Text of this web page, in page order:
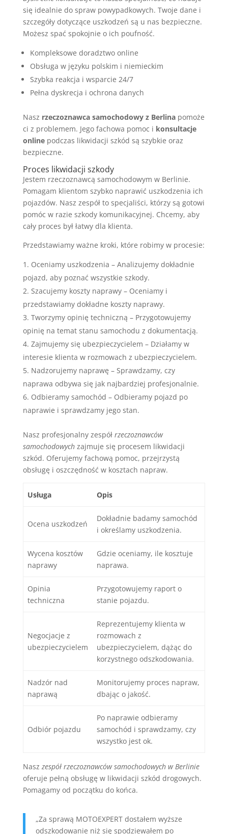
się idealnie do spraw powypadkowych. Twoje dane i
szczegóły dotyczące uszkodzeń są u nas bezpieczne.
Możesz spać spokojnie o ich poufność.
Kompleksowe doradztwo online
Obsługa w języku polskim i niemieckim
Szybka reakcja i wsparcie 24/7
Pełna dyskrecja i ochrona danych
Nasz rzeczoznawca samochodowy z Berlinapomoże
ci z problemem. Jego fachowa pomoc i konsultacje
onlinepodczas likwidacji szkód są szybkie oraz
bezpieczne.
Proces likwidacji szkody
Jestem rzeczoznawcą samochodowym w Berlinie.
Pomagam klientom szybko naprawić uszkodzenia ich
pojazdów. Nasz zespół to specjaliści, którzy są gotowi
pomóc w razie szkody komunikacyjnej. Chcemy, aby
cały proces był łatwy dla klienta.
Przedstawiamy ważne kroki, które robimy w procesie:
Oceniamy uszkodzenia – Analizujemy dokładnie
pojazd, aby poznać wszystkie szkody.
Szacujemy koszty naprawy – Oceniamy i
przedstawiamy dokładne koszty naprawy.
Tworzymy opinię techniczną – Przygotowujemy
opinię na temat stanu samochodu z dokumentacją.
Zajmujemy się ubezpieczycielem – Działamy w
interesie klienta w rozmowach z ubezpieczycielem.
Nadzorujemy naprawę – Sprawdzamy, czy
naprawa odbywa się jak najbardziej profesjonalnie.
Odbieramy samochód – Odbieramy pojazd po
naprawie i sprawdzamy jego stan.
Nasz profesjonalny zespół rzeczoznawców
samochodowychzajmuje się procesem likwidacji
szkód. Oferujemy fachową pomoc, przejrzystą
obsługę i oszczędność w kosztach napraw.
Usługa Opis
Ocena uszkodzeń
Dokładnie badamy samochód
i określamy uszkodzenia.
Wycena kosztów
naprawy
Gdzie oceniamy, ile kosztuje
naprawa.
Opinia
techniczna
Przygotowujemy raport o
stanie pojazdu.
Negocjacje z
ubezpieczycielem
Reprezentujemy klienta w
rozmowach z
ubezpieczycielem, dążąc do
korzystnego odszkodowania.
Nadzór nad
naprawą
Monitorujemy proces napraw,
dbając o jakość.
Odbiór pojazdu
Po naprawie odbieramy
samochód i sprawdzamy, czy
wszystko jest ok.
Nasz zespół rzeczoznawców samochodowych w Berlinie
oferuje pełną obsługę w likwidacji szkód drogowych.
Pomagamy od początku do końca.
„Za sprawą MOTOEXPERT dostałem wyższe
odszkodowanie niż się spodziewałem po